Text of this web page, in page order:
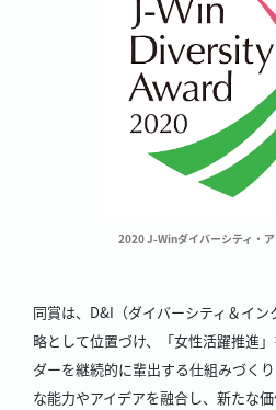
2020 J-Winダイバーシティ・
同賞は、D&I（ダイバーシティ＆イ
略として位置づけ、「女性活躍推進
ダーを継続的に輩出する仕組みづく
な能力やアイデアを融合し、新たな